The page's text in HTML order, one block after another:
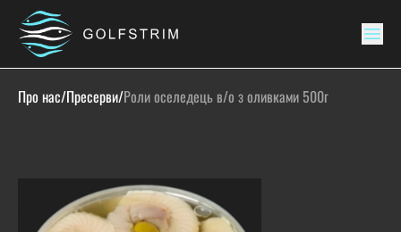
Про нас/Пресерви/Роли оселедець в/о з оливками 500г